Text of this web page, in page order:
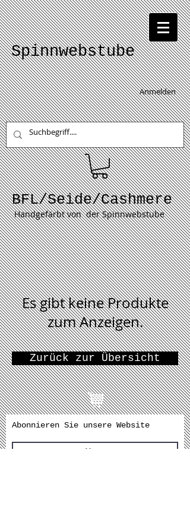
Spinnwebstube
Anmelden
BFL/Seide/Cashmere
Handgefärbt von der Spinnwebstube
Es gibt keine Produkte
zum Anzeigen.
Zurück zur Übersicht
Abonnieren Sie unsere Website